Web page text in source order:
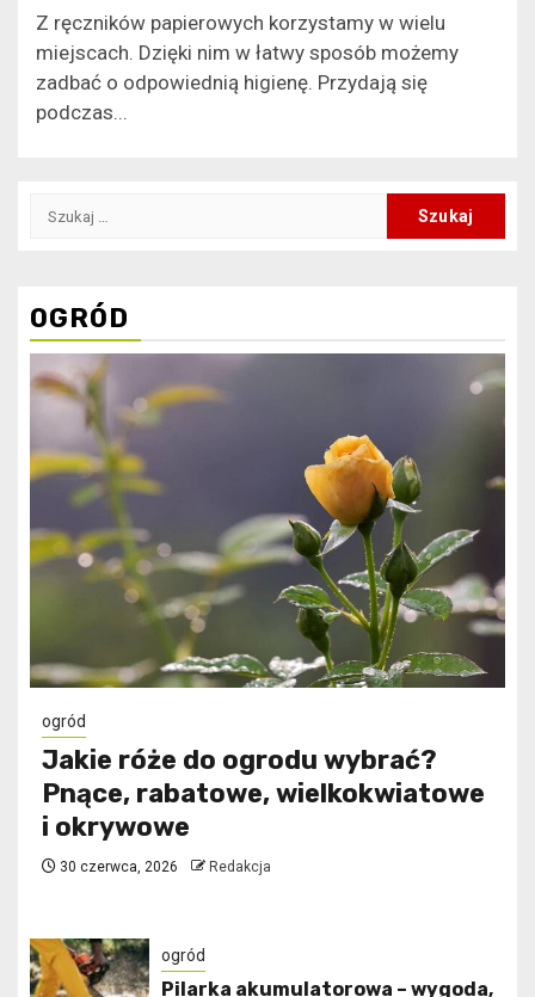
Z ręczników papierowych korzystamy w wielu
miejscach. Dzięki nim w łatwy sposób możemy
zadbać o odpowiednią higienę. Przydają się
podczas...
Szukaj:
OGRÓD
ogród
Jakie róże do ogrodu wybrać?
Pnące, rabatowe, wielkokwiatowe
i okrywowe
30 czerwca, 2026 Redakcja
ogród
Pilarka akumulatorowa – wygoda,